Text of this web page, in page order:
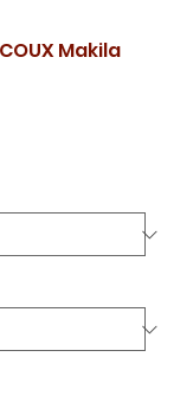
Makila